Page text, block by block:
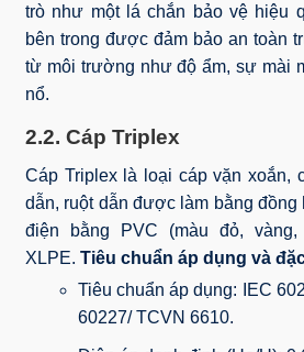
trò như một lá chắn bảo vệ hiệu
bên trong được đảm bảo an toàn
từ môi trường như độ ẩm, sự mài
nổ.
2.2. Cáp Triplex
Cáp Triplex là loại cáp vặn xoắn,
dẫn, ruột dẫn được làm bằng đồng
điện bằng PVC (màu đỏ,
XLPE. Tiêu chuẩn áp dụng và
Tiêu chuẩn áp dụng: IEC
60227/ TCVN 6610.